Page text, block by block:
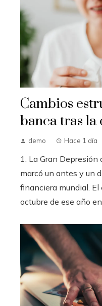
Cambios
banca tras la
demo Hace 1 día
1. La Gran
marcó un antes y un
financiera mundial.
octubre de ese año